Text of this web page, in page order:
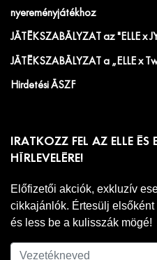
nyereményjátékhoz
JÁTÉKSZABÁLYZAT az "ELLE x
JÁTÉKSZABÁLYZAT a „ELLE x
Hirdetési ÁSZF
IRATKOZZ FEL AZ ELLE
HÍRLEVELÉRE!
Előfizetői akciók, exkluzív
cikkajánlók. Értesülj
és less be a kulisszák mögé!